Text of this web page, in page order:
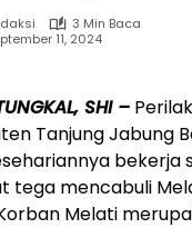
3 Min Baca
11, 2024
SHI –
Tanjung Jabung
bekerja
tega mencabuli
Melati